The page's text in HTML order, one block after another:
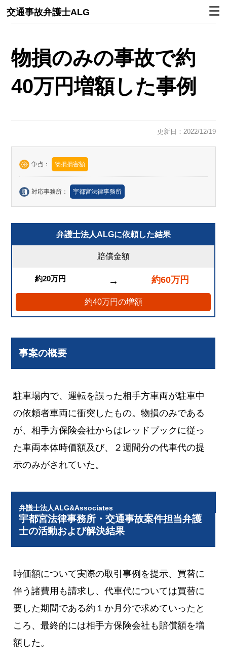
交通事故弁護士ALG
物損のみの事故で約
40万円増額した事例
更新日：2022/12/19
争点： 物損損害額
対応事務所： 宇都宮法律事務所
弁護士法人ALGに依頼した結果
賠償金額
約20万円 → 約60万円
約40万円の増額
事案の概要
駐車場内で、運転を誤った相手方車両が駐車中
の依頼者車両に衝突したもの。物損のみである
が、相手方保険会社からはレッドブックに従っ
た車両本体時価額及び、２週間分の代車代の提
示のみがされていた。
弁護士法人ALG&Associates
宇都宮法律事務所・交通事故案件担当弁護
士の活動および解決結果
時価額について実際の取引事例を提示、買替に
伴う諸費用も請求し、代車代については買替に
要した期間である約１か月分で求めていったと
ころ、最終的には相手方保険会社も賠償額を増
額した。